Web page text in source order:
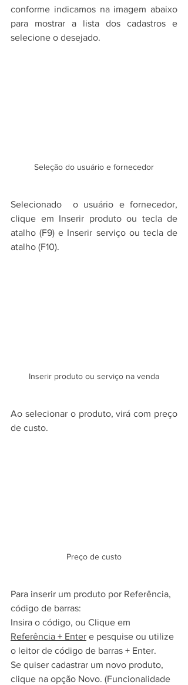
conforme indicamos na imagem abaixo
para mostrar a lista dos cadastros e
selecione o desejado.
Seleção do usuário e fornecedor
Selecionado  o usuário e fornecedor,
clique em Inserir produto ou tecla de
atalho (F9) e Inserir serviço ou tecla de
atalho (F10).
Inserir produto ou serviço na venda
Ao selecionar o produto, virá com preço
de custo.
Preço de custo
Para inserir um produto por Referência,
código de barras:
Insira o código, ou Clique em
Referência + Enter e pesquise ou utilize
o leitor de código de barras + Enter.
Se quiser cadastrar um novo produto,
clique na opção Novo. (Funcionalidade